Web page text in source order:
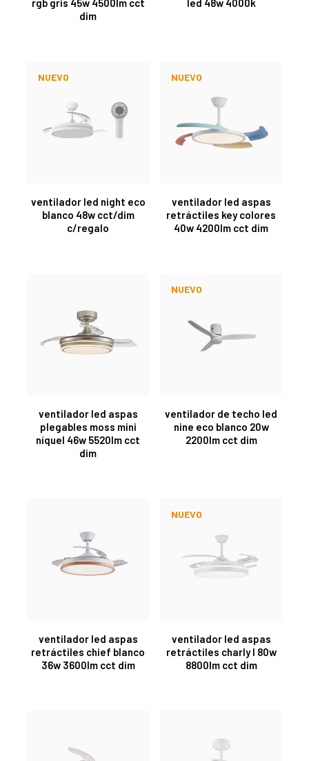
dim
ventilador led night eco
blanco 48w cct/dim
c/regalo
NUEVO
ventilador led aspas
retráctiles key colores
40w 4200lm cct dim
NUEVO
ventilador led aspas
plegables moss mini
níquel 46w 5520lm cct
dim
ventilador de techo led
nine eco blanco 20w
2200lm cct dim
NUEVO
ventilador led aspas
retráctiles chief blanco
36w 3600lm cct dim
ventilador led aspas
retráctiles charly l 80w
8800lm cct dim
NUEVO